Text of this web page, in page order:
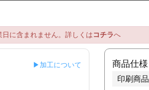
に含まれません。詳しくはコチラへ
▶加工について 商品仕様
印刷商品